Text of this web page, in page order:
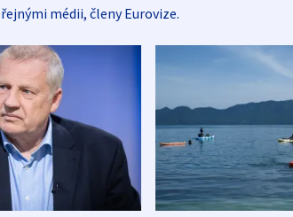
médii, členy Eurovize.